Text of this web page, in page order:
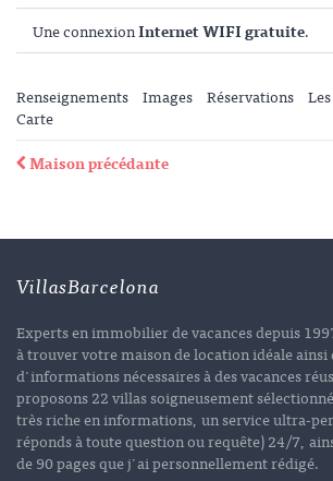
Une connexionInternet WIFI gratuite.
Renseignements Images Réservations
Carte
Maison précédante
VillasBarcelona
Experts en immobilier de vacances depuis
à trouver votre maison de location idéale
d'informations nécessaires à des vacances
proposons 22 villas soigneusement
très riche en informations, un service ultra-
réponds à toute question ou requête) 24/7,
de 90 pages que j'ai personnellement rédigé.